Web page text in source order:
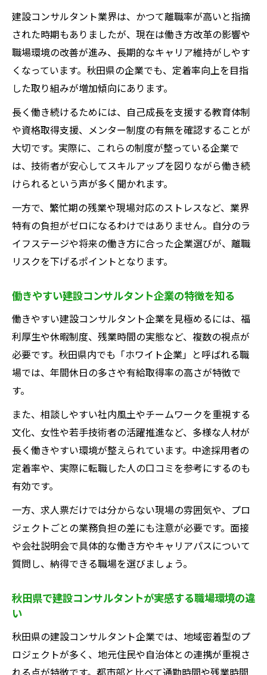
建設コンサルタント業界は、かつて離職率が高いと指摘
された時期もありましたが、現在は働き方改革の影響や
職場環境の改善が進み、長期的なキャリア維持がしやす
くなっています。秋田県の企業でも、定着率向上を目指
した取り組みが増加傾向にあります。
長く働き続けるためには、自己成長を支援する教育体制
や資格取得支援、メンター制度の有無を確認することが
大切です。実際に、これらの制度が整っている企業で
は、技術者が安心してスキルアップを図りながら働き続
けられるという声が多く聞かれます。
一方で、繁忙期の残業や現場対応のストレスなど、業界
特有の負担がゼロになるわけではありません。自分のラ
イフステージや将来の働き方に合った企業選びが、離職
リスクを下げるポイントとなります。
働きやすい建設コンサルタント企業の特徴を知る
働きやすい建設コンサルタント企業を見極めるには、福
利厚生や休暇制度、残業時間の実態など、複数の視点が
必要です。秋田県内でも「ホワイト企業」と呼ばれる職
場では、年間休日の多さや有給取得率の高さが特徴で
す。
また、相談しやすい社内風土やチームワークを重視する
文化、女性や若手技術者の活躍推進など、多様な人材が
長く働きやすい環境が整えられています。中途採用者の
定着率や、実際に転職した人の口コミを参考にするのも
有効です。
一方、求人票だけでは分からない現場の雰囲気や、プロ
ジェクトごとの業務負担の差にも注意が必要です。面接
や会社説明会で具体的な働き方やキャリアパスについて
質問し、納得できる職場を選びましょう。
秋田県で建設コンサルタントが実感する職場環境の違
い
秋田県の建設コンサルタント企業では、地域密着型のプ
ロジェクトが多く、地元住民や自治体との連携が重視さ
れる点が特徴です。都市部と比べて通勤時間や残業時間